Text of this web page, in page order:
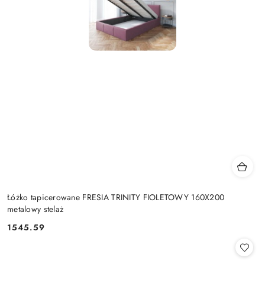
Łóżko tapicerowane FRESIA TRINITY FIOLETOWY 160X200
metalowy stelaż
Cena:
1545.59